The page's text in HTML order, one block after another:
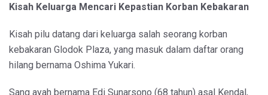
Kisah Keluarga Mencari Kepastian Korban Kebakaran
Kisah pilu datang dari keluarga salah seorang korban
kebakaran Glodok Plaza, yang masuk dalam daftar orang
hilang bernama Oshima Yukari.
Sang ayah bernama Edi Sunarsono (68 tahun) asal Kendal,